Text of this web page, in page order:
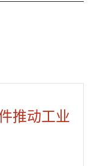
推动工业